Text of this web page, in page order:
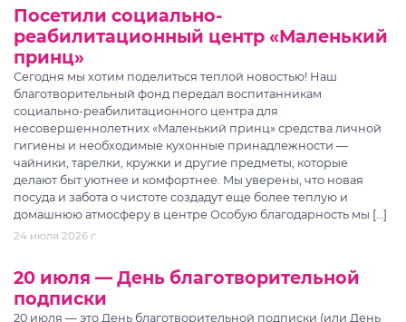
Посетили социально-
реабилитационный центр «Маленький
принц»
Сегодня мы хотим поделиться теплой новостью! Наш
благотворительный фонд передал воспитанникам
социально-реабилитационного центра для
несовершеннолетних «Маленький принц» средства личной
гигиены и необходимые кухонные принадлежности —
чайники, тарелки, кружки и другие предметы, которые
делают быт уютнее и комфортнее. Мы уверены, что новая
посуда и забота о чистоте создадут еще более теплую и
домашнюю атмосферу в центре Особую благодарность мы […]
24 июля 2026 г.
20 июля — День благотворительной
подписки
20 июля — это День благотворительной подписки (или День